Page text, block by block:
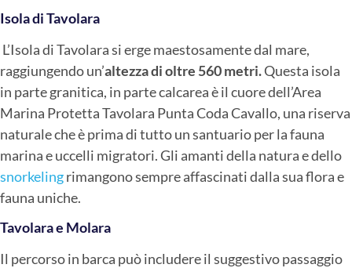
Isola di Tavolara
L’Isola di Tavolara si erge maestosamente dal mare,
raggiungendo un’altezza di oltre 560 metri.Questa isola
in parte granitica, in parte calcarea è il cuore dell’Area
Marina Protetta Tavolara Punta Coda Cavallo, una riserva
naturale che è prima di tutto un santuario per la fauna
marina e uccelli migratori. Gli amanti della natura e dello
snorkelingrimangono sempre affascinati dalla sua flora e
fauna uniche.
Tavolara e Molara
Il percorso in barca può includere il suggestivo passaggio